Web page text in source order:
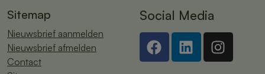
Sitemap
Nieuwsbrief aanmelden
Nieuwsbrief afmelden
Contact
Social Media